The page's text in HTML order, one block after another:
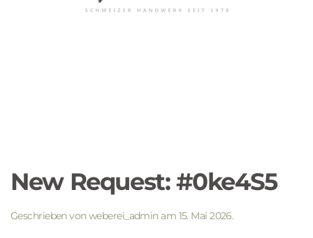
New Request: #0ke4S5
Geschrieben vonweberei_admin am 15. Mai 2026.